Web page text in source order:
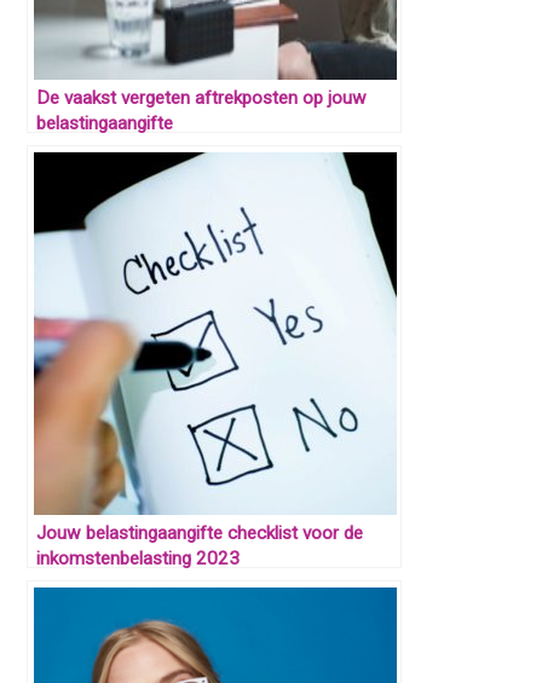
De vaakst vergeten aftrekposten op jouw
belastingaangifte
Jouw belastingaangifte checklist voor de
inkomstenbelasting 2023